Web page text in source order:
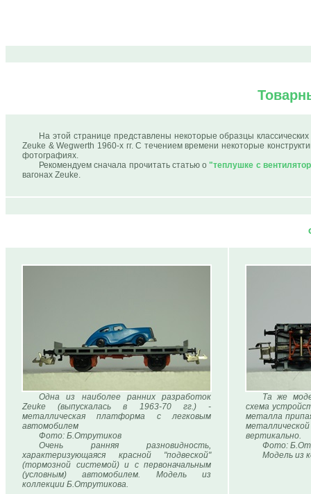
На этой странице представлены некоторые образцы
Zeuke & Wegwerth 1960-х гг. С течением времени некоторые
фотографиях.
Рекомендуем сначала прочитать статью о"теплушке с
вагонах Zeuke.
Одна из наиболее ранних разработок
Zeuke (выпускалась в 1963-70 гг.) -
металлическая платформа с легковым
автомобилем
Фото: Б.Отрутиков
Очень ранняя разновидность,
характеризующаяся красной "подвеской"
(тормозной системой) и с первоначальным
(условным) автомобилем. Модель из
коллекции Б.Отрутикова.
Та же
схема
металла
вертикально.
Фото:
Модель из